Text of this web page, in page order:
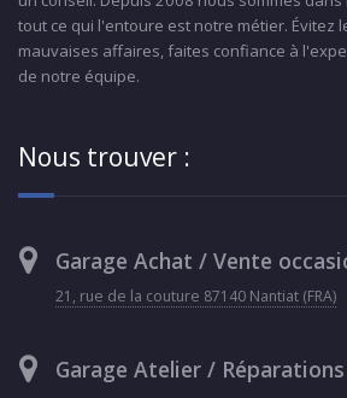
tout ce qui l'entoure est notre métier. Évitez
mauvaises affaires, faites confiance à
de notre équipe.
Nous trouver :
Garage Achat / Vente
21, rue de la couture 87140 Nantiat (FRA)
Garage Atelier / Réparations